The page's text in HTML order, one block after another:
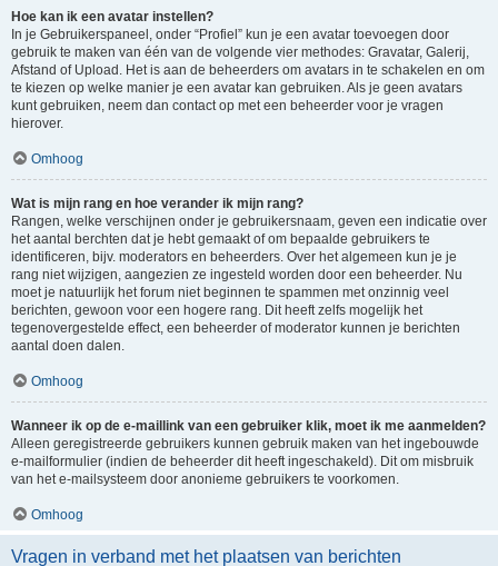
Hoe kan ik een avatar instellen?
In je Gebruikerspaneel, onder “Profiel” kun je een avatar toevoegen door
gebruik te maken van één van de volgende vier methodes: Gravatar, Galerij,
Afstand of Upload. Het is aan de beheerders om avatars in te schakelen en om
te kiezen op welke manier je een avatar kan gebruiken. Als je geen avatars
kunt gebruiken, neem dan contact op met een beheerder voor je vragen
hierover.
Omhoog
Wat is mijn rang en hoe verander ik mijn rang?
Rangen, welke verschijnen onder je gebruikersnaam, geven een indicatie over
het aantal berchten dat je hebt gemaakt of om bepaalde gebruikers te
identificeren, bijv. moderators en beheerders. Over het algemeen kun je je
rang niet wijzigen, aangezien ze ingesteld worden door een beheerder. Nu
moet je natuurlijk het forum niet beginnen te spammen met onzinnig veel
berichten, gewoon voor een hogere rang. Dit heeft zelfs mogelijk het
tegenovergestelde effect, een beheerder of moderator kunnen je berichten
aantal doen dalen.
Omhoog
Wanneer ik op de e-maillink van een gebruiker klik, moet ik me aanmelden?
Alleen geregistreerde gebruikers kunnen gebruik maken van het ingebouwde
e-mailformulier (indien de beheerder dit heeft ingeschakeld). Dit om misbruik
van het e-mailsysteem door anonieme gebruikers te voorkomen.
Omhoog
Vragen in verband met het plaatsen van berichten